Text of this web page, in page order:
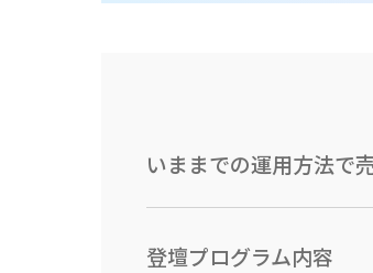
いままでの運用方法で
登壇プログラム内容